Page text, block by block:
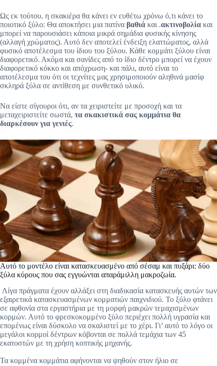
Ως εκ τούτου, η σκακιέρα θα κάνει εν ευθέτω χρόνω ό,τι κάνει το
ποιοτικό ξύλο: Θα αποκτήσει μια πατίνα βαθιά και .ακτινοβολία και
μπορεί να παρουσιάσει κάποια μικρά σημάδια φυσικής κίνησης
(αλλαγή χρώματος). Αυτό δεν αποτελεί ένδειξη ελαττώματος, αλλά
φυσικό αποτέλεσμα του ίδιου του ξύλου. Κάθε κομμάτι ξύλου είναι
διαφορετικό. Ακόμα και σανίδες από το ίδιο δέντρο μπορεί να έχουν
διαφορετικό κόκκο και απόχρωση- και πάλι, αυτό είναι το
αποτέλεσμα του ότι οι τεχνίτες μας χρησιμοποιούν αληθινά μασίφ
σκληρά ξύλα σε αντίθεση με συνθετικό υλικό.
Να είστε σίγουροι ότι, αν τα χειριστείτε με προσοχή και τα
μεταχειριστείτε σωστά, τα σκακιστικά σας κομμάτια θα
διαρκέσουν για γενιές.
Αυτό το μοντέλο είναι κατασκευασμένο από σέσαμ και πυξάρι: δύο
ξύλα κύρους που σας εγγυώνται απαράμιλλη μακροζωία.
Λίγα πράγματα έχουν αλλάξει στη διαδικασία κατασκευής αυτών των
εξαιρετικά κατασκευασμένων κομματιών παιχνιδιού. Το ξύλο φτάνει
σε αφθονία στα εργαστήρια με τη μορφή μακρών τεμαχισμένων
κορμών. Αυτό το φρεσκοκομμένο ξύλο περιέχει πολλή υγρασία και
επομένως είναι δύσκολο να σκαλιστεί με το χέρι. Γι’ αυτό το λόγο οι
μεγάλοι κορμοί δέντρων κόβονται σε πολλά τεμάχια των 45
εκατοστών με τη χρήση κοπτικής μηχανής.
Τα κομμένα κομμάτια αφήνονται να ψηθούν στον ήλιο σε